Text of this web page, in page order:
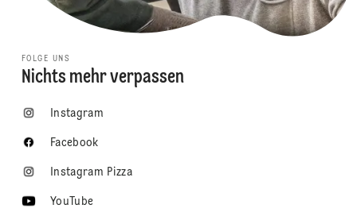
FOLGE UNS
Nichts mehr verpassen
Instagram
Facebook
Instagram Pizza
YouTube